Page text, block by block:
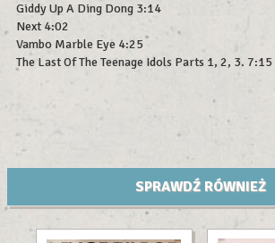
Giddy Up A Ding Dong 3:14
Next 4:02
Vambo Marble Eye 4:25
The Last Of The Teenage Idols Parts 1, 2, 3. 7:15
SPRAWDŹ RÓWNIEŻ